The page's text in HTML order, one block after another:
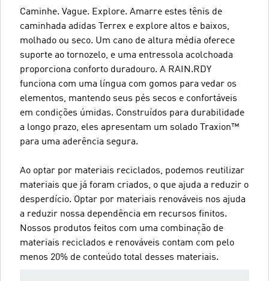
Caminhe. Vague. Explore. Amarre estes tênis de
caminhada adidas Terrex e explore altos e baixos,
molhado ou seco. Um cano de altura média oferece
suporte ao tornozelo, e uma entressola acolchoada
proporciona conforto duradouro. A RAIN.RDY
funciona com uma língua com gomos para vedar os
elementos, mantendo seus pés secos e confortáveis
em condições úmidas. Construídos para durabilidade
a longo prazo, eles apresentam um solado Traxion™
para uma aderência segura.
Ao optar por materiais reciclados, podemos reutilizar
materiais que já foram criados, o que ajuda a reduzir o
desperdício. Optar por materiais renováveis nos ajuda
a reduzir nossa dependência em recursos finitos.
Nossos produtos feitos com uma combinação de
materiais reciclados e renováveis contam com pelo
menos 20% de conteúdo total desses materiais.